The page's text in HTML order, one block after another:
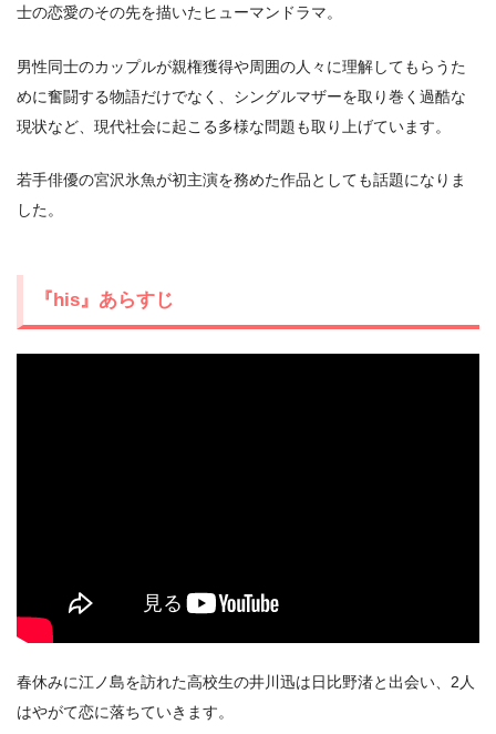
出典:U-NEXT
士の恋愛のその先を描いたヒューマンドラマ。
男性同士のカップルが親権獲得や周囲の人々に理解してもらうた
めに奮闘する物語だけでなく、シングルマザーを取り巻く過酷な
現状など、現代社会に起こる多様な問題も取り上げています。
若手俳優の宮沢氷魚が初主演を務めた作品としても話題になりま
した。
『his』あらすじ
春休みに江ノ島を訪れた高校生の井川迅は日比野渚と出会い、2人
はやがて恋に落ちていきます。